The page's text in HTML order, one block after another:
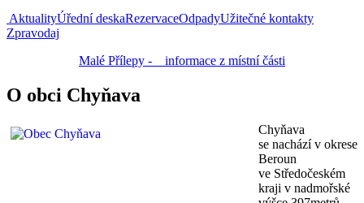
AktualityÚřední deskaRezervaceOdpadyUžitečné kontakty
Zpravodaj
Malé Přílepy - informace z místní části
O obci Chyňava
Chyňava
se nachází v okrese
Beroun
ve Středočeském
kraji v nadmořské